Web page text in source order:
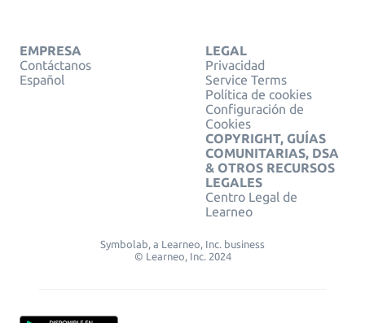
EMPRESA
Contáctanos
Español
LEGAL
Privacidad
Service Terms
Política de cookies
Configuración de
Cookies
COPYRIGHT, GUÍAS
COMUNITARIAS, DSA
& OTROS RECURSOS
LEGALES
Centro Legal de
Learneo
Symbolab, a Learneo, Inc. business
© Learneo, Inc. 2024